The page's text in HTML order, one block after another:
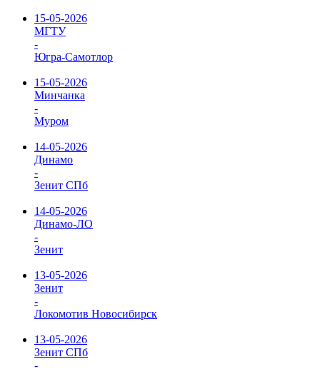
15-05-2026
МГТУ
-
Югра-Самотлор
15-05-2026
Минчанка
-
Муром
14-05-2026
Динамо
-
Зенит СПб
14-05-2026
Динамо-ЛО
-
Зенит
13-05-2026
Зенит
-
Локомотив Новосибирск
13-05-2026
Зенит СПб
-